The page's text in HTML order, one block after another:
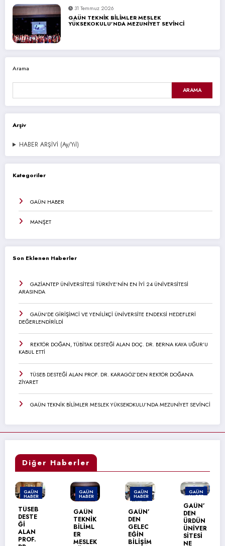
31 Temmuz 2026
GAÜN TEKNİK BİLİMLER MESLEK
YÜKSEKOKULU’NDA MEZUNİYET SEVİNCİ
Arama
ARAMA
Arşiv
HABER ARŞİVİ (Ay/Yıl)
Kategoriler
GAÜN HABER
MANŞET
Son Eklenen Haberler
GAZİANTEP ÜNİVERSİTESİ TÜRKİYE’NİN EN İYİ 24 ÜNİVERSİTESİ
ARASINDA
GAÜN’DE GİRİŞİMCİ VE YENİLİKÇİ ÜNİVERSİTE ENDEKSİ HEDEFLERİ
DEĞERLENDİRİLDİ
REKTÖR DOĞAN, TÜBİTAK DESTEĞİ ALAN DOÇ. DR. BERNA KAYA UĞUR’U
KABUL ETTİ
TÜSEB DESTEĞİ ALAN PROF. DR. KARAGÖZ’DEN REKTÖR DOĞAN’A
ZİYARET
GAÜN TEKNİK BİLİMLER MESLEK YÜKSEKOKULU’NDA MEZUNİYET SEVİNCİ
Diğer Haberler
GAÜN
HABER
GAÜN
TEKNİK
BİLİML
ER
MESLEK
GAÜN
HABER
GAÜN’
DEN
GELEC
EĞİN
BİLİŞİM
GAÜN
HABER
DEN
ÜRDÜN
ÜNİVER
SİTESİ
NE
GAÜN
HABER
GAÜN
NACİ
TOPÇU
OĞLU
MESLEK